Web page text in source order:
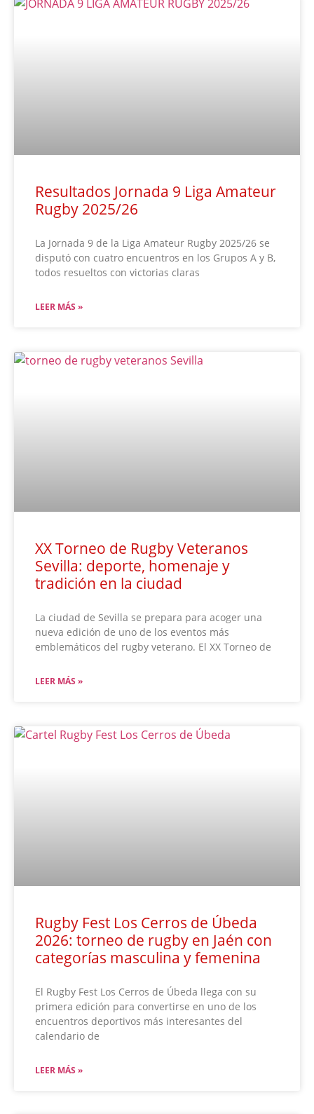
Resultados Jornada 9 Liga Amateur
Rugby 2025/26
La Jornada 9 de la Liga Amateur Rugby 2025/26 se
disputó con cuatro encuentros en los Grupos A y B,
todos resueltos con victorias claras
LEER MÁS »
XX Torneo de Rugby Veteranos
Sevilla: deporte, homenaje y
tradición en la ciudad
La ciudad de Sevilla se prepara para acoger una
nueva edición de uno de los eventos más
emblemáticos del rugby veterano. El XX Torneo de
LEER MÁS »
Rugby Fest Los Cerros de Úbeda
2026: torneo de rugby en Jaén con
categorías masculina y femenina
El Rugby Fest Los Cerros de Úbeda llega con su
primera edición para convertirse en uno de los
encuentros deportivos más interesantes del
calendario de
LEER MÁS »